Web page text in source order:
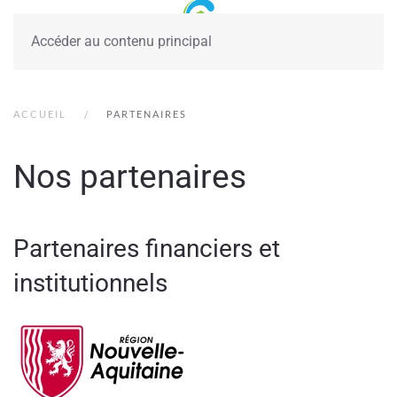
Accéder au contenu principal
ACCUEIL PARTENAIRES
Nos partenaires
Partenaires financiers et
institutionnels